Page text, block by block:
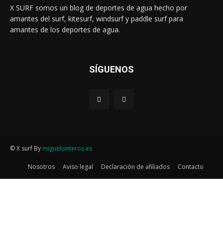
X SURF somos un blog de deportes de agua hecho por
amantes del surf, kitesurf, windsurf y paddle surf para
amantes de los deportes de agua.
SÍGUENOS
© X surf By miguelcinteros.es
Nosotros Aviso legal Declaración de afiliados Contacto